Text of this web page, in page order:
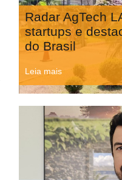
Radar AgTech
startups e
do Brasil
Leia mais